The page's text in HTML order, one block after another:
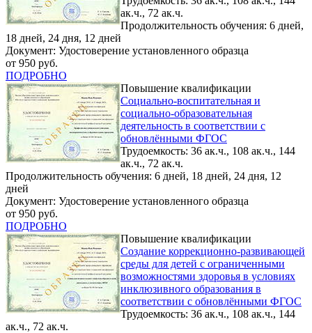
ак.ч., 72 ак.ч.
Продолжительность обучения: 6 дней,
18 дней, 24 дня, 12 дней
Документ: Удостоверение установленного образца
от 950 руб.
ПОДРОБНО
Повышение квалификации
Социально-воспитательная и
социально-образовательная
деятельность в соответствии с
обновлёнными ФГОС
Трудоемкость: 36 ак.ч., 108 ак.ч., 144
ак.ч., 72 ак.ч.
Продолжительность обучения: 6 дней, 18 дней, 24 дня, 12
дней
Документ: Удостоверение установленного образца
от 950 руб.
ПОДРОБНО
Повышение квалификации
Создание коррекционно-развивающей
среды для детей с ограниченными
возможностями здоровья в условиях
инклюзивного образования в
соответствии с обновлёнными ФГОС
Трудоемкость: 36 ак.ч., 108 ак.ч., 144
ак.ч., 72 ак.ч.